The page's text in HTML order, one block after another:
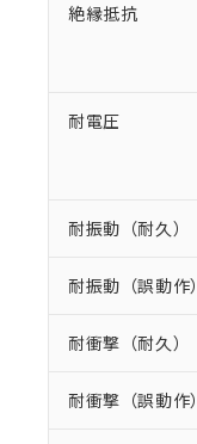
絶縁抵抗
耐電圧
耐振動（耐久）
耐振動（誤動作）
耐衝撃（耐久）
耐衝撃（誤動作）